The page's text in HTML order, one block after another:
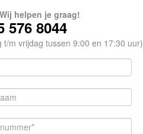
helpen je graag!
576 8044
t/m vrijdag tussen 9:00 en 17:30 uur)